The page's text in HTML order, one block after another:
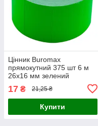
Цінник Buromax
прямокутний 375 шт 6 м
26x16 мм зелений
17 ₴ 21,25 ₴
Купити